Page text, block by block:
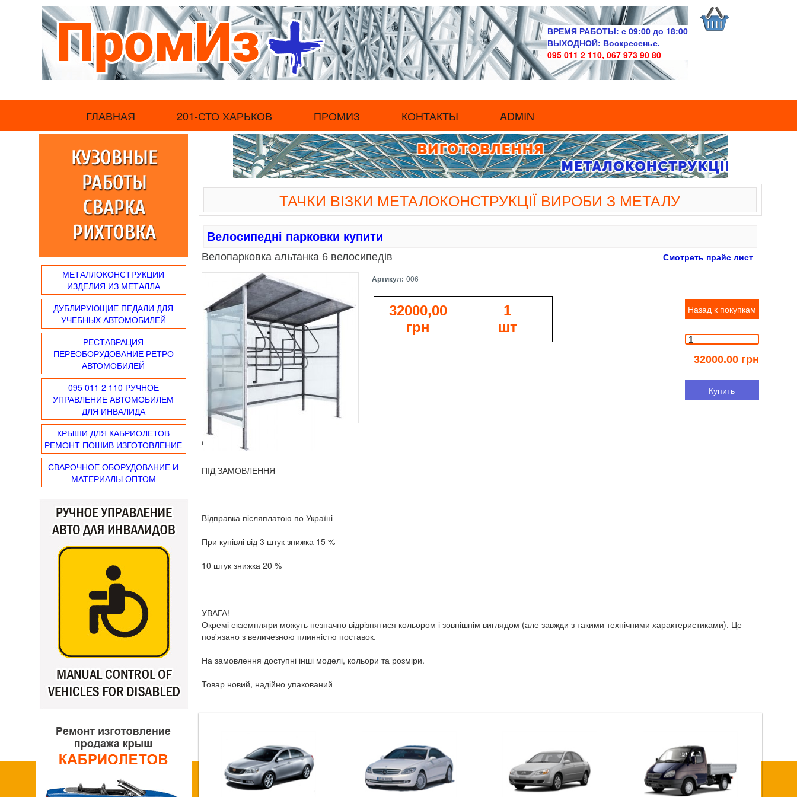
.
ВРЕМЯ РАБОТЫ: с 09:00 до 18:00
ВЫХОДНОЙ: Воскресенье.
095 011 2 110, 067 973 90 80
ГЛАВНАЯ 201-СТО ХАРЬКОВ ПРОМИЗ КОНТАКТЫ ADMIN
МЕТАЛЛОКОНСТРУКЦИИ
ИЗДЕЛИЯ ИЗ МЕТАЛЛА
ДУБЛИРУЮЩИЕ ПЕДАЛИ ДЛЯ
УЧЕБНЫХ АВТОМОБИЛЕЙ
РЕСТАВРАЦИЯ
ПЕРЕОБОРУДОВАНИЕ РЕТРО
АВТОМОБИЛЕЙ
095 011 2 110 РУЧНОЕ
УПРАВЛЕНИЕ АВТОМОБИЛЕМ
ДЛЯ ИНВАЛИДА
КРЫШИ ДЛЯ КАБРИОЛЕТОВ
РЕМОНТ ПОШИВ ИЗГОТОВЛЕНИЕ
СВАРОЧНОЕ ОБОРУДОВАНИЕ И
МАТЕРИАЛЫ ОПТОМ
ТАЧКИ ВІЗКИ МЕТАЛОКОНСТРУКЦІЇ ВИРОБИ З МЕТАЛУ
Велосипедні парковки купити
Смотреть прайс лист
Велопарковка альтанка 6 велосипедів
Артикул: 006
32000,00
грн
1
шт
Назад к покупкам
32000.00 грн
Купить
Описание товара:
ПІД ЗАМОВЛЕННЯ
Відправка післяплатою по Україні
При купівлі від 3 штук знижка 15 %
10 штук знижка 20 %
УВАГА!
Окремі екземпляри можуть незначно відрізнятися кольором і зовнішнім виглядом (але завжди з такими технічними характеристиками). Це
пов'язано з величезною плинністю поставок.
На замовлення доступні інші моделі, кольори та розміри.
Товар новий, надійно упакований